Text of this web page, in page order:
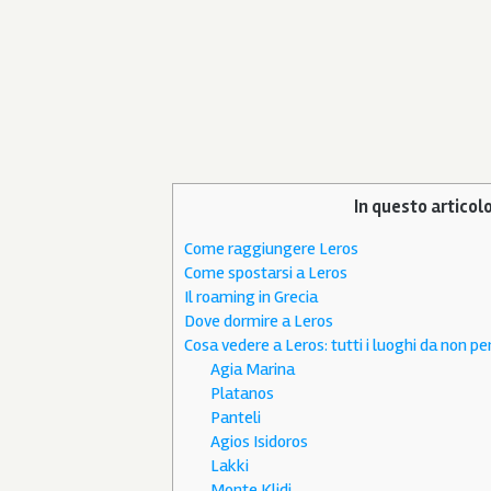
In questo
Come raggiungere Leros
Come spostarsi a Leros
Il roaming in Grecia
Dove dormire a Leros
Cosa vedere a Leros: tutti i luoghi da non
Agia Marina
Platanos
Panteli
Agios Isidoros
Lakki